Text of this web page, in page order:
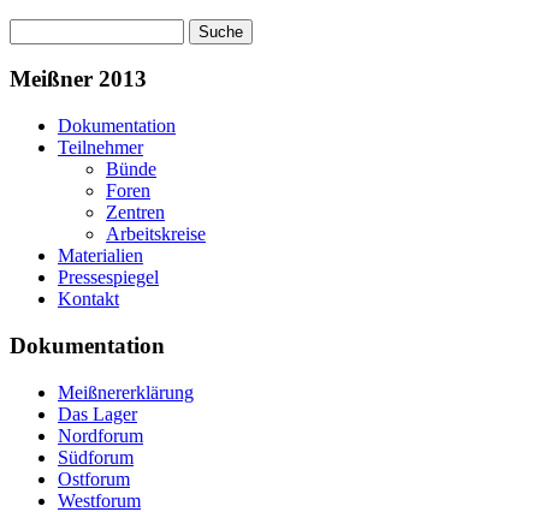
Meißner 2013
Dokumentation
Teilnehmer
Bünde
Foren
Zentren
Arbeitskreise
Materialien
Pressespiegel
Kontakt
Dokumentation
Meißnererklärung
Das Lager
Nordforum
Südforum
Ostforum
Westforum